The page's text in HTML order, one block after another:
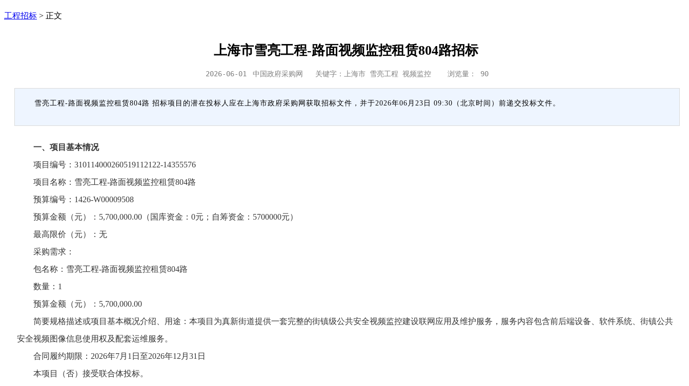
工程招标 > 正文
上海市雪亮工程-路面视频监控租赁804路招标
2026-06-01 中国政府采购网 关键字：上海市 雪亮工程 视频监控 浏览量： 90
雪亮工程-路面视频监控租赁804路 招标项目的潜在投标人应在上海市政府采购网获取招标文件，并于2026年06月23日 09:30（北京时间）前递交投标文件。
一、项目基本情况
项目编号：310114000260519112122-14355576
项目名称：雪亮工程-路面视频监控租赁804路
预算编号：1426-W00009508
预算金额（元）：5,700,000.00（国库资金：0元；自筹资金：5700000元）
最高限价（元）：无
采购需求：
包名称：雪亮工程-路面视频监控租赁804路
数量：1
预算金额（元）：5,700,000.00
简要规格描述或项目基本概况介绍、用途：本项目为真新街道提供一套完整的街镇级公共安全视频监控建设联网应用及维护服务，服务内容包含前后端设备、软件系统、街镇公共
安全视频图像信息使用权及配套运维服务。
合同履约期限：2026年7月1日至2026年12月31日
本项目（否）接受联合体投标。